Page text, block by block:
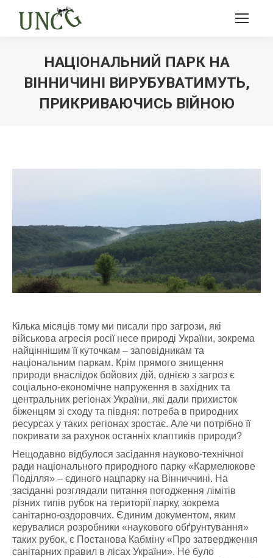
НАЦІОНАЛЬНИЙ ПАРК НА
ВІННИЧИНІ ВИРУБУВАТИМУТЬ,
ПРИКРИВАЮЧИСЬ ВІЙНОЮ
Кілька місяців тому ми писали про загрози, які
військова агресія росії несе природі України, зокрема
найціннішим її куточкам – заповідникам та
національним паркам. Крім прямого знищення
природи внаслідок бойових дій, однією з загроз є
соціально-економічне напруження в західних та
центральних регіонах України, які дали прихисток
біженцям зі сходу та півдня: потреба в природних
ресурсах у таких регіонах зростає. Але чи потрібно її
покривати за рахунок останніх клаптиків природи?
Нещодавно відбулося засідання науково-технічної
ради національного природного парку «Кармелюкове
Поділля» – єдиного нацпарку на Вінниччині. На
засіданні розглядали питання погодження лімітів
різних типів рубок на території парку, зокрема
санітарно-оздоровчих. Єдиним документом, яким
керувалися розробники «наукового обґрунтування»
таких рубок, є Постанова Кабміну «Про затвердження
санітарних правил в лісах України». Не було